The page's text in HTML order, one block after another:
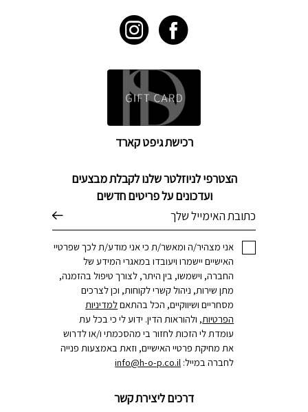
הצטרפי לניוזלטר שלנו לקבלת מבצעים
ועדכונים על פריטים חדשים
אני מצהיר/ה ומאשר/ת כי אני מודע/ת לכך שפרטיי
האישיים יישמרו ויעובדו במאגרי המידע של
החברה, וישמשו, בין היתר, לצורך טיפול בהזמנה,
מתן שירות, ניהול קשרי לקוחות, וכן לצרכים
מסחריים ושיווקיים, הכל בהתאםלמדיניות
הפרטיות, ולהוראות הדין. ידוע לי כי בכל עת
עומדת לי הזכות לחזור בי מהסכמתי ו/או לדרוש
את מחיקת פרטיי האישיים, וזאת באמצעות פנייה
לחברה במייל: info@h-o-p.co.il
דרכים ליצירת קשר
רכישת גיפט קארד